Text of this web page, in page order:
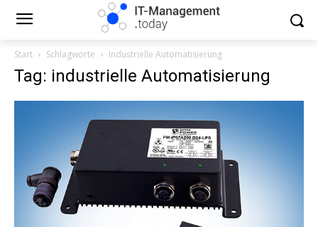
Start Schlagworte Industrielle Automatisierung
Tag: industrielle Automatisierung